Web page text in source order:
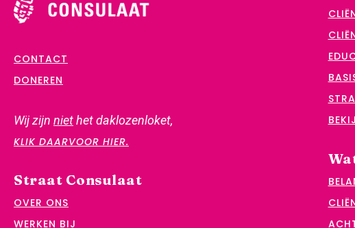
CONTACT
DONEREN
Wij zijn niethet daklozenloket,
KLIK DAARVOOR HIER.
Straat Consulaat
OVER ONS
WERKEN BIJ